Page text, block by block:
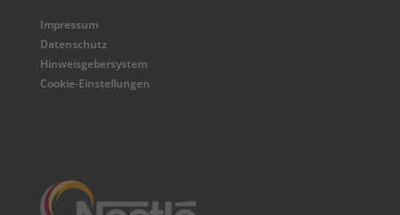
Impressum
Datenschutz
Hinweisgebersystem
Cookie-Einstellungen